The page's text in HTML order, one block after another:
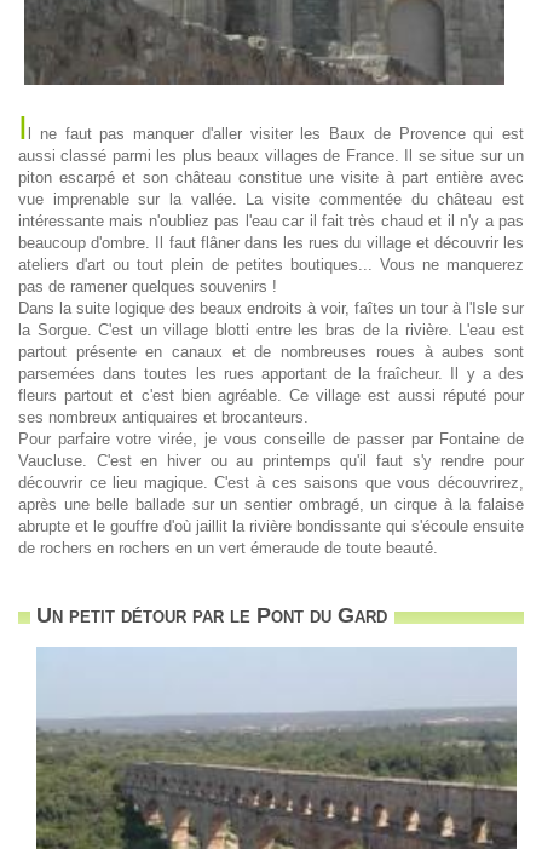
I l ne faut pas manquer d'aller visiter les Baux de Provence qui est
aussi classé parmi les plus beaux villages de France. Il se situe sur un
piton escarpé et son château constitue une visite à part entière avec
vue imprenable sur la vallée. La visite commentée du château est
intéressante mais n'oubliez pas l'eau car il fait très chaud et il n'y a pas
beaucoup d'ombre. Il faut flâner dans les rues du village et découvrir les
ateliers d'art ou tout plein de petites boutiques... Vous ne manquerez
pas de ramener quelques souvenirs !
Dans la suite logique des beaux endroits à voir, faîtes un tour à l'Isle sur
la Sorgue. C'est un village blotti entre les bras de la rivière. L'eau est
partout présente en canaux et de nombreuses roues à aubes sont
parsemées dans toutes les rues apportant de la fraîcheur. Il y a des
fleurs partout et c'est bien agréable. Ce village est aussi réputé pour
ses nombreux antiquaires et brocanteurs.
Pour parfaire votre virée, je vous conseille de passer par Fontaine de
Vaucluse. C'est en hiver ou au printemps qu'il faut s'y rendre pour
découvrir ce lieu magique. C'est à ces saisons que vous découvrirez,
après une belle ballade sur un sentier ombragé, un cirque à la falaise
abrupte et le gouffre d'où jaillit la rivière bondissante qui s'écoule ensuite
de rochers en rochers en un vert émeraude de toute beauté.
Un petit détour par le Pont du Gard